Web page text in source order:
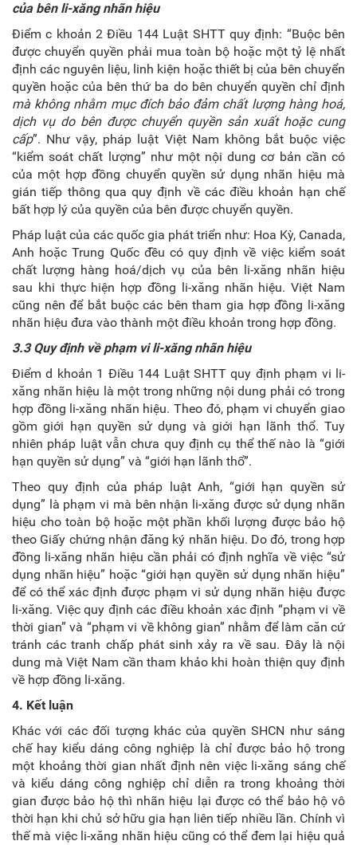
của bên li-xăng nhãn hiệu
Điểm c khoản 2 Điều 144 Luật SHTT quy định: “Buộc bên
được chuyển quyền phải mua toàn bộ hoặc một tỷ lệ nhất
định các nguyên liệu, linh kiện hoặc thiết bị của bên chuyển
quyền hoặc của bên thứ ba do bên chuyển quyền chỉ định
mà không nhằm mục đích bảo đảm chất lượng hàng hoá,
dịch vụ do bên được chuyển quyền sản xuất hoặc cung
cấp”. Như vậy, pháp luật Việt Nam không bắt buộc việc
“kiểm soát chất lượng” như một nội dung cơ bản cần có
của một hợp đồng chuyển quyền sử dụng nhãn hiệu mà
gián tiếp thông qua quy định về các điều khoản hạn chế
bất hợp lý của quyền của bên được chuyển quyền.
Pháp luật của các quốc gia phát triển như: Hoa Kỳ, Canada,
Anh hoặc Trung Quốc đều có quy định về việc kiểm soát
chất lượng hàng hoá/dịch vụ của bên li-xăng nhãn hiệu
sau khi thực hiện hợp đồng li-xăng nhãn hiệu. Việt Nam
cũng nên để bắt buộc các bên tham gia hợp đồng li-xăng
nhãn hiệu đưa vào thành một điều khoản trong hợp đồng.
3.3 Quy định về phạm vi li-xăng nhãn hiệu
Điểm d khoản 1 Điều 144 Luật SHTT quy định phạm vi li-
xăng nhãn hiệu là một trong những nội dung phải có trong
hợp đồng li-xăng nhãn hiệu. Theo đó, phạm vi chuyển giao
gồm giới hạn quyền sử dụng và giới hạn lãnh thổ. Tuy
nhiên pháp luật vẫn chưa quy định cụ thể thế nào là “giới
hạn quyền sử dụng” và “giới hạn lãnh thổ”.
Theo quy định của pháp luật Anh, “giới hạn quyền sử
dụng” là phạm vi mà bên nhận li-xăng được sử dụng nhãn
hiệu cho toàn bộ hoặc một phần khối lượng được bảo hộ
theo Giấy chứng nhận đăng ký nhãn hiệu. Do đó, trong hợp
đồng li-xăng nhãn hiệu cần phải có định nghĩa về việc “sử
dụng nhãn hiệu” hoặc “giới hạn quyền sử dụng nhãn hiệu”
để có thể xác định được phạm vi sử dụng nhãn hiệu được
li-xăng. Việc quy định các điều khoản xác định “phạm vi về
thời gian” và “phạm vi về không gian” nhằm để làm căn cứ
tránh các tranh chấp phát sinh xảy ra về sau. Đây là nội
dung mà Việt Nam cần tham khảo khi hoàn thiện quy định
về hợp đồng li-xăng.
4. Kết luận
Khác với các đối tượng khác của quyền SHCN như sáng
chế hay kiểu dáng công nghiệp là chỉ được bảo hộ trong
một khoảng thời gian nhất định nên việc li-xăng sáng chế
và kiểu dáng công nghiệp chỉ diễn ra trong khoảng thời
gian được bảo hộ thì nhãn hiệu lại được có thể bảo hộ vô
thời hạn khi chủ sở hữu gia hạn liên tiếp nhiều lần. Chính vì
thế mà việc li-xăng nhãn hiệu cũng có thể đem lại hiệu quả